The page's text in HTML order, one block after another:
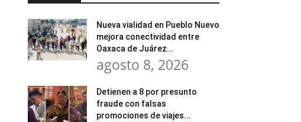
Nueva vialidad en Pueblo Nuevo
mejora conectividad entre
Oaxaca de Juárez...
agosto 8, 2026
Detienen a 8 por presunto
fraude con falsas
promociones de viajes...